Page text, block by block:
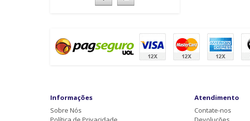
Informações
Sobre Nós
Atendimento
Contate-nos